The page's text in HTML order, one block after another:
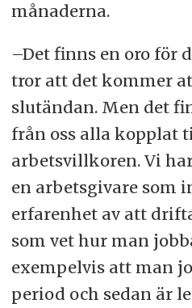
månaderna.
–Det finns en oro för
tror att det kommer
slutändan. Men det
från oss alla kopplat
arbetsvillkoren. Vi
en arbetsgivare som
erfarenhet av att
som vet hur man
exempelvis att man
period och sedan är